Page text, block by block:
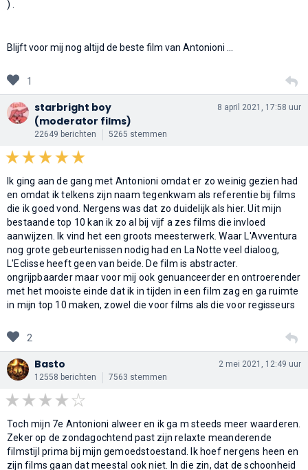
) .
Blijft voor mij nog altijd de beste film van Antonioni ...
1
starbright boy
(moderator films)
22649 berichten 5265 stemmen
8 april 2021, 17:58 uur
Ik ging aan de gang met Antonioni omdat er zo weinig gezien had
en omdat ik telkens zijn naam tegenkwam als referentie bij films
die ik goed vond. Nergens was dat zo duidelijk als hier. Uit mijn
bestaande top 10 kan ik zo al bij vijf a zes films die invloed
aanwijzen. Ik vind het een groots meesterwerk. Waar L'Avventura
nog grote gebeurtenissen nodig had en La Notte veel dialoog,
L'Eclisse heeft geen van beide. De film is abstracter.
ongrijpbaarder maar voor mij ook genuanceerder en ontroerender
met het mooiste einde dat ik in tijden in een film zag en ga ruimte
in mijn top 10 maken, zowel die voor films als die voor regisseurs
2
Basto
12558 berichten 7563 stemmen
2 mei 2021, 12:49 uur
Toch mijn 7e Antonioni alweer en ik ga m steeds meer waarderen.
Zeker op de zondagochtend past zijn relaxte meanderende
filmstijl prima bij mijn gemoedstoestand. Ik hoef nergens heen en
zijn films gaan dat meestal ook niet. In die zin, dat de schoonheid